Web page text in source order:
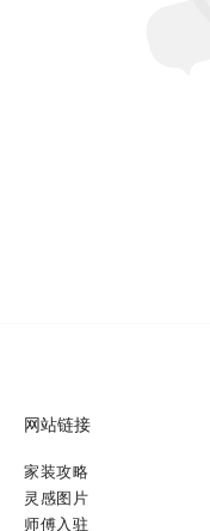
网站链接
家装攻略
灵感图片
师傅入驻